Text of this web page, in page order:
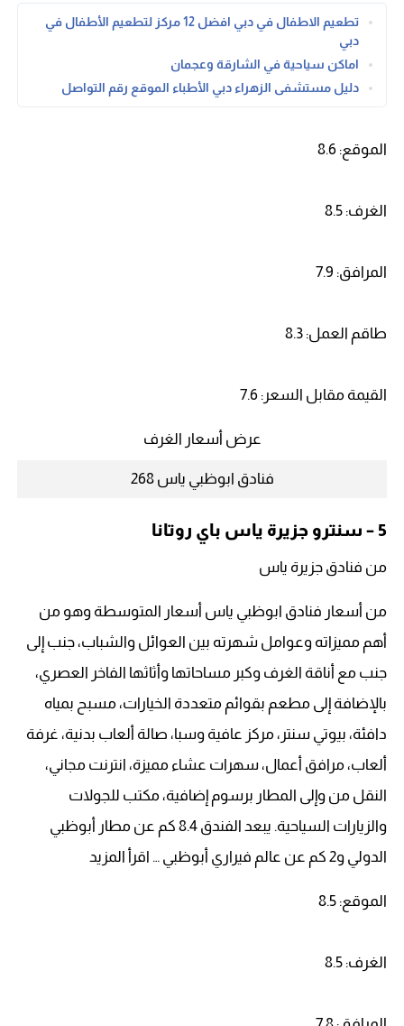
تطعيم الاطفال في دبي افضل 12 مركز لتطعيم الأطفال في
دبي
اماكن سياحية في الشارقة وعجمان
دليل مستشفى الزهراء دبي الأطباء الموقع رقم التواصل
الموقع: 8.6
الغرف: 8.5
المرافق: 7.9
طاقم العمل: 8.3
القيمة مقابل السعر: 7.6
عرض أسعار الغرف
فنادق ابوظبي ياس 268
5 – سنترو جزيرة ياس باي روتانا
من فنادق جزيرة ياس
من أسعار فنادق ابوظبي ياس أسعار المتوسطة وهو من
أهم مميزاته وعوامل شهرته بين العوائل والشباب، جنب إلى
جنب مع أناقة الغرف وكبر مساحاتها وأثاثها الفاخر العصري،
بالإضافة إلى مطعم بقوائم متعددة الخيارات، مسبح بمياه
دافئة، بيوتي سنتر، مركز عافية وسبا، صالة ألعاب بدنية، غرفة
ألعاب، مرافق أعمال، سهرات عشاء مميزة، انترنت مجاني،
النقل من وإلى المطار برسوم إضافية، مكتب للجولات
والزيارات السياحية. يبعد الفندق 8.4 كم عن مطار أبوظبي
الدولي و2 كم عن عالم فيراري أبوظبي … اقرأ المزيد
الموقع: 8.5
الغرف: 8.5